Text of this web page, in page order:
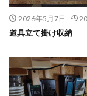
2026年5月7日
道具立て掛け収納